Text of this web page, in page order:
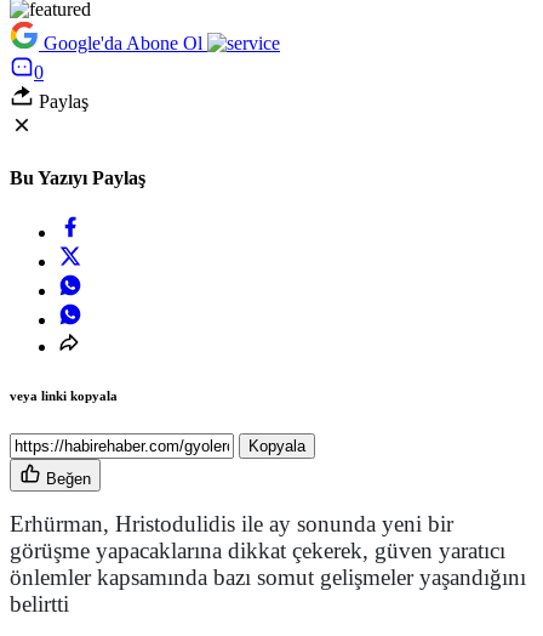
Google'da Abone Ol
0
Paylaş
Bu Yazıyı Paylaş
veya linki kopyala
Kopyala
Beğen
Erhürman, Hristodulidis ile ay sonunda yeni bir
görüşme yapacaklarına dikkat çekerek, güven yaratıcı
önlemler kapsamında bazı somut gelişmeler yaşandığını
belirtti